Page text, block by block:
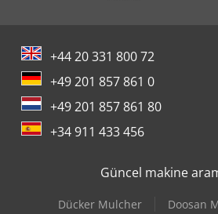
+44 20 331 800 72
+49 201 857 861 0
+49 201 857 861 80
+34 911 433 456
Güncel makine
Dücker Mulcher
Doosan